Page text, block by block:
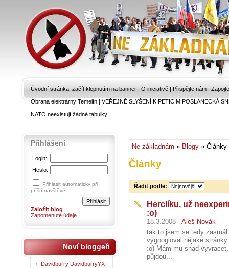
Úvodní stránka, začít klepnutím na banner | O iniciativě | Přispějte nám |
Obrana elektrárny Temelín|VEŘEJNÉ SLYŠENÍ K PETICÍM POSLANECKÁ
NATO neexistují žádné tabulky.
Ne základnám » Blogy » Články
Články
Řadit podle:
Herclíku, už
:o)
18.3.2008 - Aleš Novák
tak to jsem se tedy
vygoogloval nějaké
:o) Mám mu snad
půjdou...
Přihlášení
Login:
Heslo:
Přihlásit automaticky při
příští návštěvě.
Založit blog
Zapomenuté údaje
Noví bloggeři
Davidburry DavidburryYX